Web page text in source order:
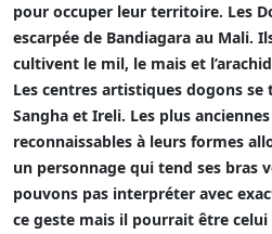
pour occuper leur territoire. Les
escarpée de Bandiagara au Mali.
cultivent le mil, le mais et
Les centres artistiques dogons se
Sangha et Ireli. Les plus
reconnaissables à leurs formes
un personnage qui tend ses bras
pouvons pas interpréter avec
ce geste mais il pourrait être celui